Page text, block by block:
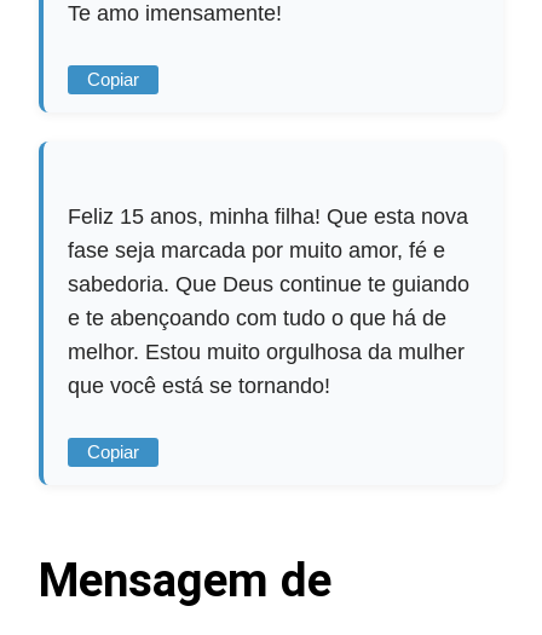
Te amo imensamente!
Copiar
Feliz 15 anos, minha filha! Que esta nova
fase seja marcada por muito amor, fé e
sabedoria. Que Deus continue te guiando
e te abençoando com tudo o que há de
melhor. Estou muito orgulhosa da mulher
que você está se tornando!
Copiar
Mensagem de